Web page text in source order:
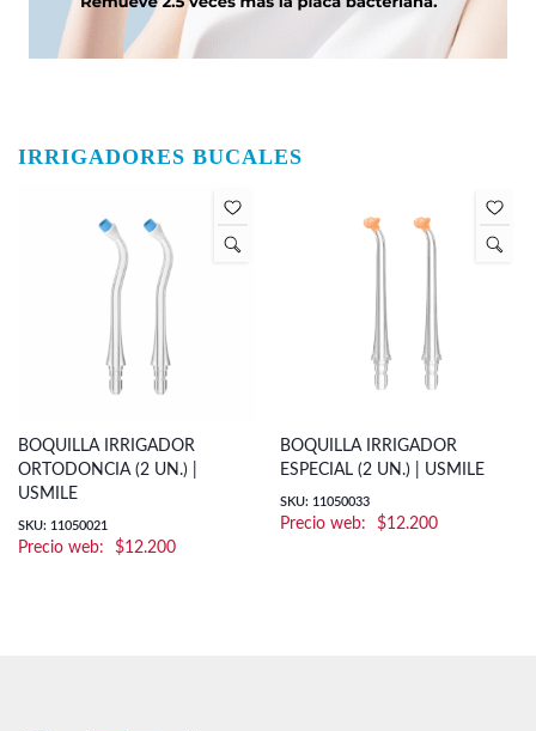
IRRIGADORES BUCALES
BOQUILLA IRRIGADOR
ORTODONCIA (2 UN.) |
USMILE
SKU: 11050021
$12.200
BOQUILLA IRRIGADOR
ESPECIAL (2 UN.) | USMILE
SKU: 11050033
$12.200